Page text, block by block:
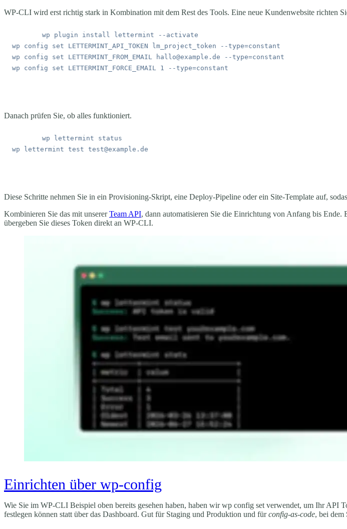
WP-CLI wird erst richtig stark in Kombination mit dem Rest des Tools. Eine neue Kundenwebsite richten
wp plugin install lettermint
wp config set LETTERMINT_API_TOKEN lm_project_token
wp config set LETTERMINT_FROM_EMAIL hallo@example.de
wp config set LETTERMINT_FORCE_EMAIL 1
Danach prüfen Sie, ob alles funktioniert.
wp lettermint
wp lettermint test
Diese Schritte nehmen Sie in ein Provisioning-Skript, eine Deploy-Pipeline oder ein Site-Template auf,
Kombinieren Sie das mit unsererTeam API, dann automatisieren Sie die Einrichtung von Anfang bis
übergeben Sie dieses Token direkt an WP-CLI.
Einrichten über wp-config
Wie Sie im WP-CLI Beispiel oben bereits gesehen haben, haben wirwp config set verwendet, um Ihr API
festlegen können statt über das Dashboard. Gut für Staging und Produktion und fürconfig-as-code, bei dem